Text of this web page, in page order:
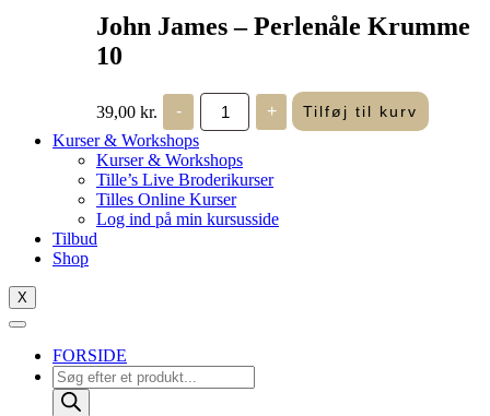
John James – Perlenåle Krumme
10
39,00 kr. -
John
James
-
Perlenåle
Krumme
10
antal
+ Tilføj til kurv
Kurser & Workshops
Kurser & Workshops
Tille’s Live Broderikurser
Tilles Online Kurser
Log ind på min kursusside
Tilbud
Shop
X
FORSIDE
Products
search